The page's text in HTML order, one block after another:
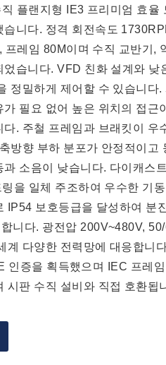
플랜지형 IE3 프리미엄 효율
습니다. 정격 회전속도
프레임 80M이며 수직 교반기,
습니다. VFD 친화 설계와 낮
정밀하게 제어할 수 있습니다.
필요 없어 높은 위치의 접근
. 주철 프레임과 브래킷이 우
방향 부하 분포가 안정적이고
소음이 낮습니다. 다이캐스
을 일체 주조하여 우수한 기
IP54 보호등급을 달성하여 분
니다. 광전압 200V~480V,
계 다양한 전력망에 대응합니
인증을 획득했으며 IEC 프레
시판 수직 설비와 직접 호환됩